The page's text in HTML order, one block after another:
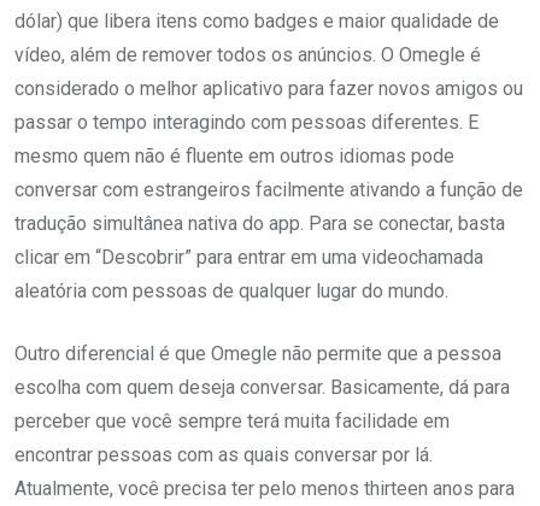
dólar) que libera itens como badges e maior qualidade de
vídeo, além de remover todos os anúncios. O Omegle é
considerado o melhor aplicativo para fazer novos amigos ou
passar o tempo interagindo com pessoas diferentes. E
mesmo quem não é fluente em outros idiomas pode
conversar com estrangeiros facilmente ativando a função de
tradução simultânea nativa do app. Para se conectar, basta
clicar em “Descobrir” para entrar em uma videochamada
aleatória com pessoas de qualquer lugar do mundo.
Outro diferencial é que Omegle não permite que a pessoa
escolha com quem deseja conversar. Basicamente, dá para
perceber que você sempre terá muita facilidade em
encontrar pessoas com as quais conversar por lá.
Atualmente, você precisa ter pelo menos thirteen anos para